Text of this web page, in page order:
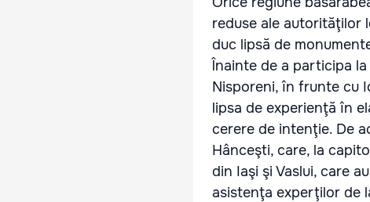
reduse ale autorităţilor
duc lipsă de
Înainte de a participa
Nisporeni, în frunte cu
lipsa de experienţă în
cerere de intenţie. De
Hânceşti, care, la
din Iaşi şi Vaslui, care
asistenţa experţilor de